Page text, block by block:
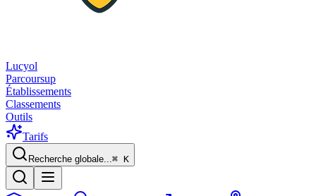
Lucyol
Parcoursup
Établissements
Classements
Outils
Tarifs
Recherche globale...⌘ K